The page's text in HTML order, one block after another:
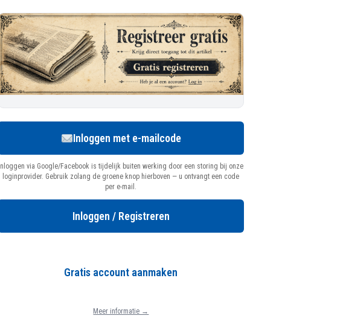
Inloggen met e-mailcode
Inloggen via Google/Facebook is tijdelijk buiten werking door een storing bij onze
loginprovider. Gebruik zolang de groene knop hierboven — u ontvangt een code
per e-mail.
Inloggen / Registreren
Gratis account aanmaken
Meer informatie →